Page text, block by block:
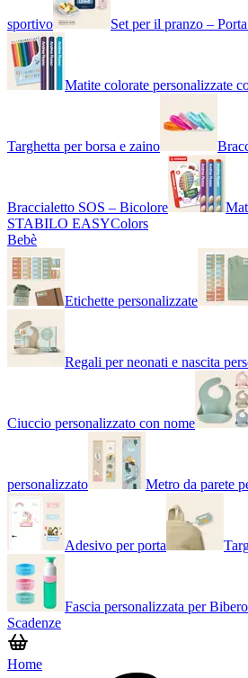
sportivo Set per il pranzo –
Matite colorate personalizzate
Targhetta per borsa e zaino
Braccialetto SOS – Bicolore
STABILO EASYColors
Bebè
Etichette personalizzate
Regali per neonati e nascita
Ciuccio personalizzato con nome
personalizzato Metro da parete
Adesivo per porta
Fascia personalizzata per
Scadenze
Home